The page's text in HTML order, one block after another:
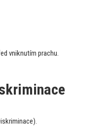
vniknutím prachu.